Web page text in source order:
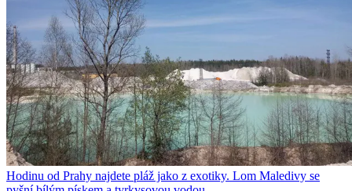
Hodinu od Prahy najdete pláž jako z exotiky. Lom Maledivy se